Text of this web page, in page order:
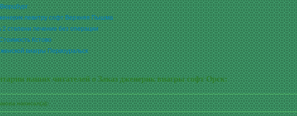
левитру софт Верхняя Пышма
2 степени лечение без операции
Кстово
виагры Первоуральск
наших читателей о Заказ дженерик виагры софт Орск:
написал(а):